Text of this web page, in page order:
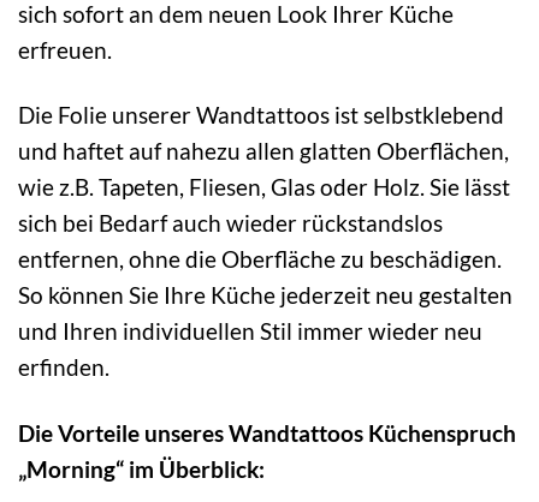
sich sofort an dem neuen Look Ihrer Küche
erfreuen.
Die Folie unserer Wandtattoos ist selbstklebend
und haftet auf nahezu allen glatten Oberflächen,
wie z.B. Tapeten, Fliesen, Glas oder Holz. Sie lässt
sich bei Bedarf auch wieder rückstandslos
entfernen, ohne die Oberfläche zu beschädigen.
So können Sie Ihre Küche jederzeit neu gestalten
und Ihren individuellen Stil immer wieder neu
erfinden.
Die Vorteile unseres Wandtattoos Küchenspruch
„Morning“ im Überblick: